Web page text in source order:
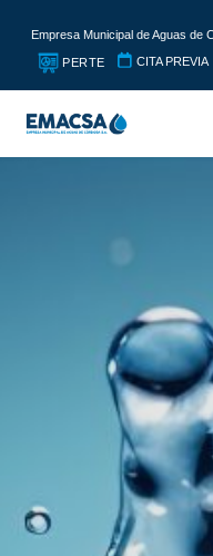
Empresa Municipal de Aguas de
PERTE CITA PREVIA